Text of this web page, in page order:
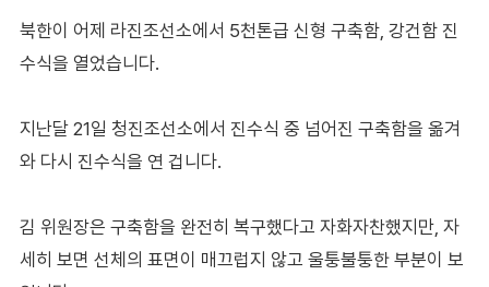
북한이 어제 라진조선소에서 5천톤급 신형 구축함, 강건함 진
수식을 열었습니다.
지난달 21일 청진조선소에서 진수식 중 넘어진 구축함을 옮겨
와 다시 진수식을 연 겁니다.
김 위원장은 구축함을 완전히 복구했다고 자화자찬했지만, 자
세히 보면 선체의 표면이 매끄럽지 않고 울퉁불퉁한 부분이 보